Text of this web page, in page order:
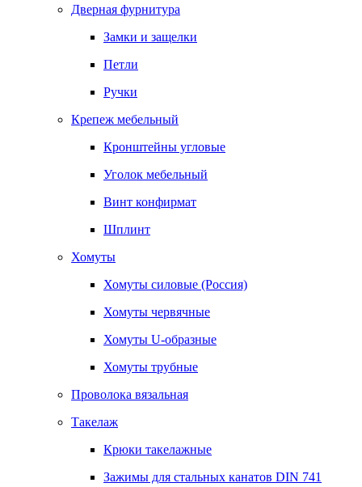
Дверная фурнитура
Замки и защелки
Петли
Ручки
Крепеж мебельный
Кронштейны угловые
Уголок мебельный
Винт конфирмат
Шплинт
Хомуты
Хомуты силовые (Россия)
Хомуты червячные
Хомуты U-образные
Хомуты трубные
Проволока вязальная
Такелаж
Крюки такелажные
Зажимы для стальных канатов DIN 741